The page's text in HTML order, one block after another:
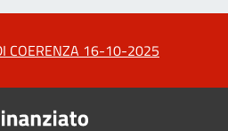
COERENZA 16-10-2025